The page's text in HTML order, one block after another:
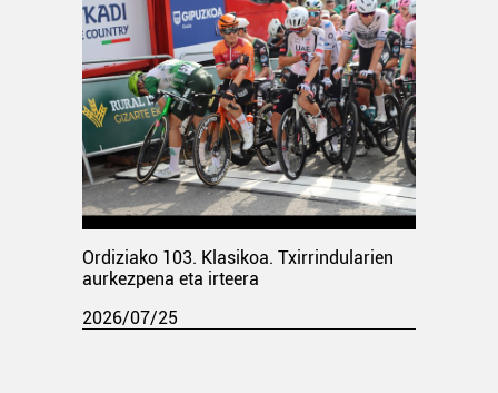
Ordiziako 103. Klasikoa. Txirrindularien
aurkezpena eta irteera
2026/07/25